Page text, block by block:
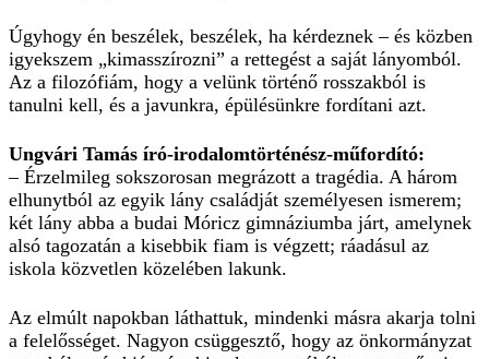
Úgyhogy én beszélek, beszélek, ha kérdeznek – és közben
igyekszem „kimasszírozni” a rettegést a saját lányomból.
Az a filozófiám, hogy a velünk történő rosszakból is
tanulni kell, és a javunkra, épülésünkre fordítani azt.
Ungvári Tamás író-irodalomtörténész-műfordító:
– Érzelmileg sokszorosan megrázott a tragédia. A három
elhunytból az egyik lány családját személyesen ismerem;
két lány abba a budai Móricz gimnáziumba járt, amelynek
alsó tagozatán a kisebbik fiam is végzett; ráadásul az
iskola közvetlen közelében lakunk.
Az elmúlt napokban láthattuk, mindenki másra akarja tolni
a felelősséget. Nagyon csüggesztő, hogy az önkormányzat